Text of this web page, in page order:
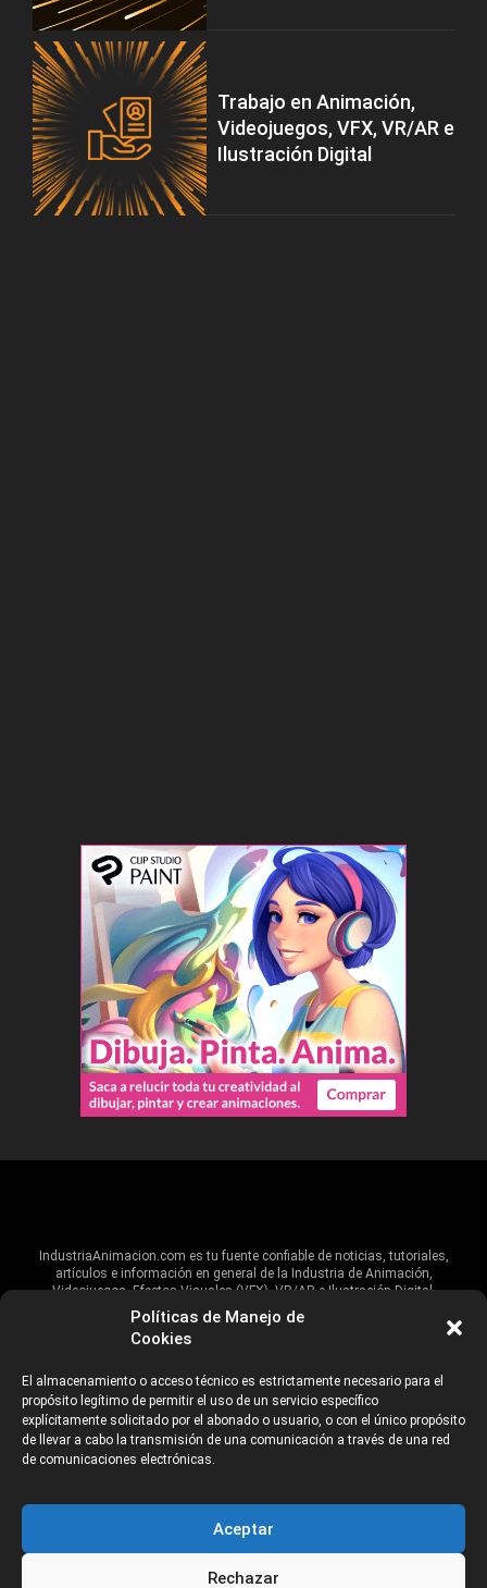
Políticas de Manejo de
Cookies
El almacenamiento o acceso técnico es estrictamente necesario para el
propósito legítimo de permitir el uso de un servicio específico
explícitamente solicitado por el abonado o usuario, o con el único propósito
de llevar a cabo la transmisión de una comunicación a través de una red
de comunicaciones electrónicas.
Aceptar
Rechazar
Trabajo en Animación,
Videojuegos, VFX, VR/AR e
Ilustración Digital
IndustriaAnimacion.com es tu fuente confiable de noticias, tutoriales,
artículos e información en general de la Industria de Animación,
Videojuegos, Efectos Visuales (VFX), VR/AR e Ilustración Digital.
Hablamos de estas industrias y su alcance global, pero damos un énfasis
especial al talento, estudios, escuelas, eventos y organizaciones que
ANUNCIANTES AVISO DE PRIVACIDAD
©2026 Industria Networks